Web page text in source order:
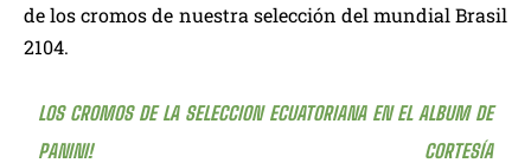
de los cromos de nuestra selección del mundial Brasil
2104.
LOS CROMOS DE LA SELECCION ECUATORIANA EN EL ALBUM DE
PANINI! CORTESÍA